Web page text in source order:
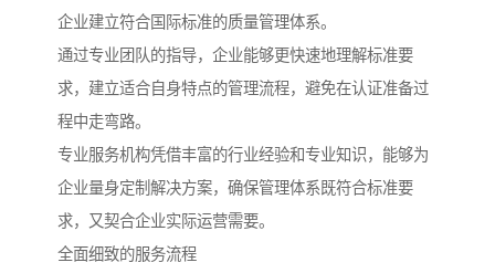
企业建立符合国际标准的质量管理体系。
通过专业团队的指导，企业能够更快速地理解标准要
求，建立适合自身特点的管理流程，避免在认证准备过
程中走弯路。
专业服务机构凭借丰富的行业经验和专业知识，能够为
企业量身定制解决方案，确保管理体系既符合标准要
求，又契合企业实际运营需要。
全面细致的服务流程